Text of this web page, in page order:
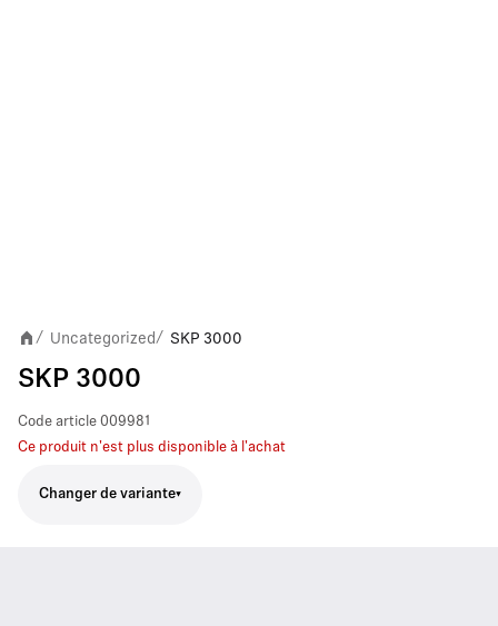
/ Uncategorized/ SKP 3000
SKP 3000
Code article 009981
Ce produit n'est plus disponible à l'achat
Changer de variante